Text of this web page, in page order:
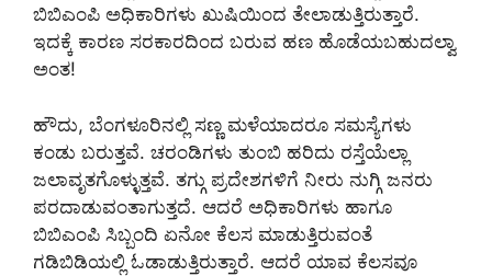
ಬಿಬಿಎಂಪಿ ಅಧಿಕಾರಿಗಳು ಖುಷಿಯಿಂದ ತೇಲಾಡುತ್ತಿರುತ್ತಾರೆ.
ಇದಕ್ಕೆ ಕಾರಣ ಸರಕಾರದಿಂದ ಬರುವ ಹಣ ಹೊಡೆಯಬಹುದಲ್ವಾ
ಅಂತ!
ಹೌದು, ಬೆಂಗಳೂರಿನಲ್ಲಿ ಸಣ್ಣ ಮಳೆಯಾದರೂ ಸಮಸ್ಯೆಗಳು
ಕಂಡು ಬರುತ್ತವೆ. ಚರಂಡಿಗಳು ತುಂಬಿ ಹರಿದು ರಸ್ತೆಯೆಲ್ಲಾ
ಜಲಾವೃತಗೊಳ್ಳುತ್ತವೆ. ತಗ್ಗು ಪ್ರದೇಶಗಳಿಗೆ ನೀರು ನುಗ್ಗಿ ಜನರು
ಪರದಾಡುವಂತಾಗುತ್ತದೆ. ಆದರೆ ಅಧಿಕಾರಿಗಳು ಹಾಗೂ
ಬಿಬಿಎಂಪಿ ಸಿಬ್ಬಂದಿ ಏನೋ ಕೆಲಸ ಮಾಡುತ್ತಿರುವಂತೆ
ಗಡಿಬಿಡಿಯಲ್ಲಿ ಓಡಾಡುತ್ತಿರುತ್ತಾರೆ. ಆದರೆ ಯಾವ ಕೆಲಸವೂ